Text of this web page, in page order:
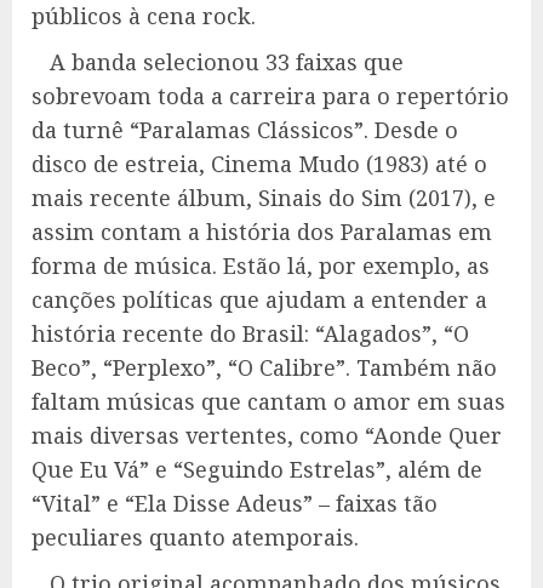
públicos à cena rock.
A banda selecionou 33 faixas que
sobrevoam toda a carreira para o repertório
da turnê “Paralamas Clássicos”. Desde o
disco de estreia, Cinema Mudo (1983) até o
mais recente álbum, Sinais do Sim (2017), e
assim contam a história dos Paralamas em
forma de música. Estão lá, por exemplo, as
canções políticas que ajudam a entender a
história recente do Brasil: “Alagados”, “O
Beco”, “Perplexo”, “O Calibre”. Também não
faltam músicas que cantam o amor em suas
mais diversas vertentes, como “Aonde Quer
Que Eu Vá” e “Seguindo Estrelas”, além de
“Vital” e “Ela Disse Adeus” – faixas tão
peculiares quanto atemporais.